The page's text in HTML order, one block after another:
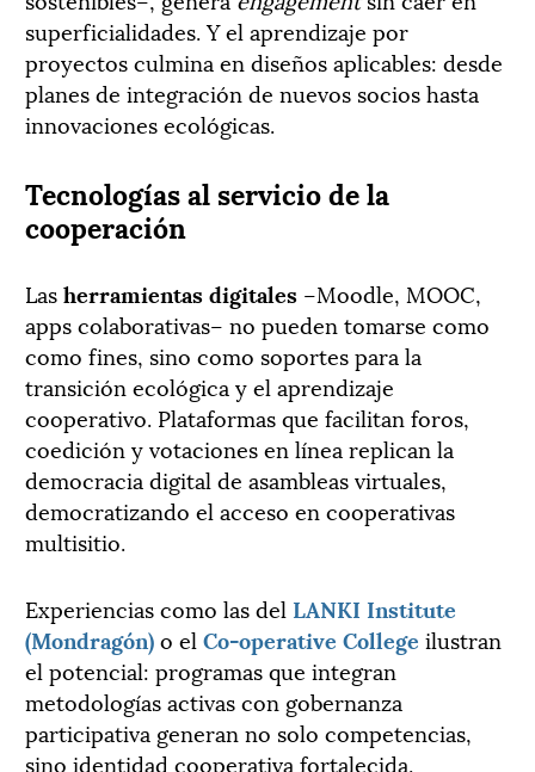
superficialidades. Y el aprendizaje por
proyectos culmina en diseños aplicables: desde
planes de integración de nuevos socios hasta
innovaciones ecológicas.
Tecnologías al servicio de la
cooperación
Lasherramientas digitales –Moodle, MOOC,
apps colaborativas– no pueden tomarse como
como fines, sino como soportes para la
transición ecológica y el aprendizaje
cooperativo. Plataformas que facilitan foros,
coedición y votaciones en línea replican la
democracia digital de asambleas virtuales,
democratizando el acceso en cooperativas
multisitio.
Experiencias como las del LANKI Institute
(Mondragón)o el Co-operative College ilustran
el potencial: programas que integran
metodologías activas con gobernanza
participativa generan no solo competencias,
sino identidad cooperativa fortalecida.